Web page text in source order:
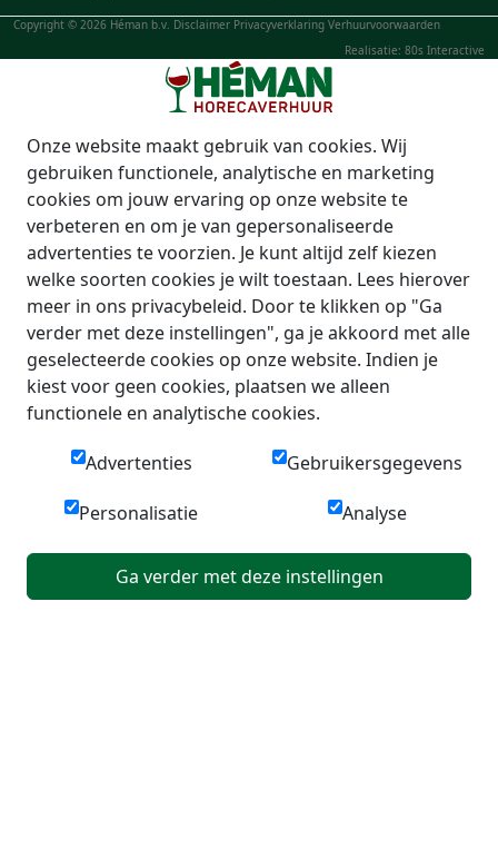
Copyright © 2026 Héman b.v. Disclaimer Privacyverklaring Verhuurvoorwaarden
Realisatie: 80s Interactive
Onze website maakt gebruik van cookies. Wij
gebruiken functionele, analytische en marketing
cookies om jouw ervaring op onze website te
verbeteren en om je van gepersonaliseerde
advertenties te voorzien. Je kunt altijd zelf kiezen
welke soorten cookies je wilt toestaan. Lees hierover
meer in ons privacybeleid. Door te klikken op "Ga
verder met deze instellingen", ga je akkoord met alle
geselecteerde cookies op onze website. Indien je
kiest voor geen cookies, plaatsen we alleen
functionele en analytische cookies.
Advertenties Gebruikersgegevens
Personalisatie Analyse
Ga verder met deze instellingen